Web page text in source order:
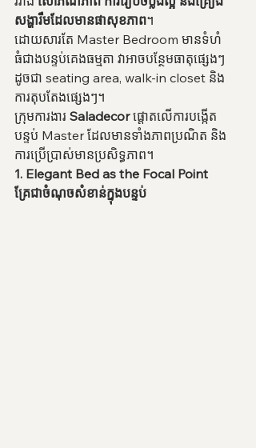
សង្ហារឹមដែលមានផាសុខភាព។
ដោយសារតែ Master Bedroom មានទំហំ
ធំជាងបន្ទប់គេងធម្មតា វាអាចបន្ថែមធាតុផ្សេងៗ
ដូចជា seating area, walk-in closet និង
ការតុបតែងផ្សេងៗ។
ក្រុមការងារ Saladecor ផ្តោតលើការបង្កើត
បន្ទប់ Master ដែលមានទាំងភាពប្រណិត និង
ការប្រើប្រាស់មានប្រសិទ្ធភាព។
1. Elegant Bed as the Focal Point
គ្រែជាចំណុចសំខាន់ក្នុងបន្ទប់